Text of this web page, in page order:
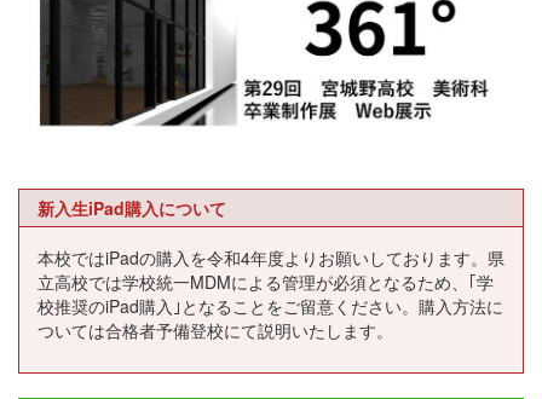
新入生iPad購入について
本校ではiPadの購入を令和4年度よりお願いしております。県
立高校では学校統一MDMによる管理が必須となるため、｢学
校推奨のiPad購入｣となることをご留意ください。購入方法に
ついては合格者予備登校にて説明いたします。